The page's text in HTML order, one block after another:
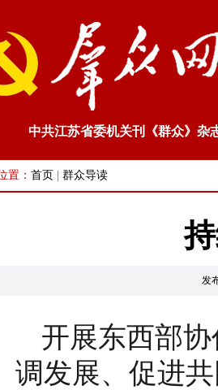
中共江苏省委机关刊《群众》杂
置： 首页 群众导读
发
开展东西部
调发展、促进